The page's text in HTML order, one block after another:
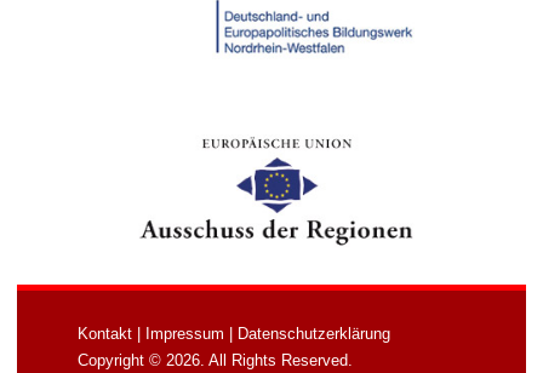
Kontakt Impressum
Datenschutzerklärung
Copyright © 2026. All Rights Reserved.